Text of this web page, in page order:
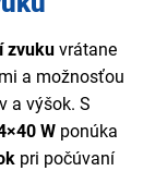
zvuku vrátane
a možnosťou
a výšok. S
W ponúka
pri počúvaní